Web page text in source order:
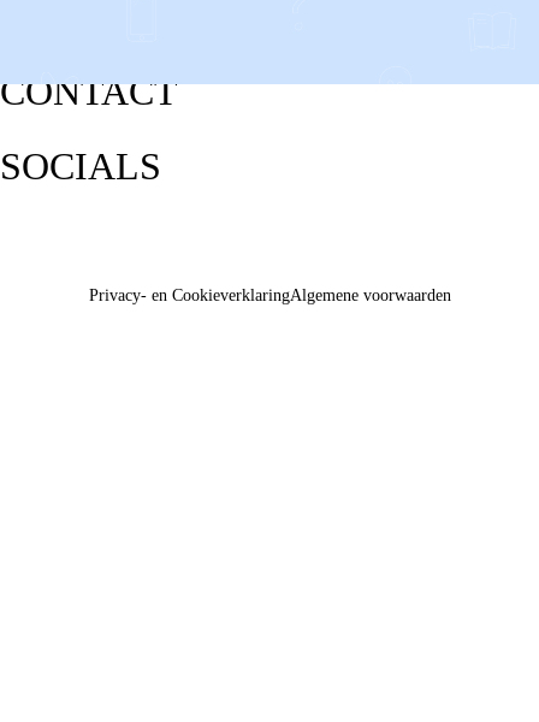
CONTACT
SOCIALS
Privacy- en CookieverklaringAlgemene voorwaarden